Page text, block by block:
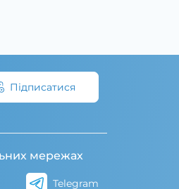
Підписатися
мережах
Telegram